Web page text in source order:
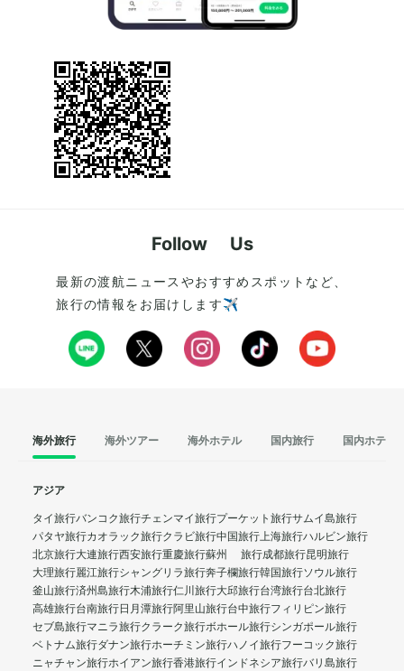
Follow Us
最新の渡航ニュースやおすすめスポットなど、
旅行の情報をお届けします✈️
海外旅行 海外ツアー 海外ホテル 国内旅行 国内ホテル
アジア
タイ旅行バンコク旅行チェンマイ旅行プーケット旅行サムイ島旅行
パタヤ旅行カオラック旅行クラビ旅行中国旅行上海旅行ハルビン旅行
北京旅行大連旅行西安旅行重慶旅行蘇州 旅行成都旅行昆明旅行
大理旅行麗江旅行シャングリラ旅行奔子欄旅行韓国旅行ソウル旅行
釜山旅行済州島旅行木浦旅行仁川旅行大邱旅行台湾旅行台北旅行
高雄旅行台南旅行日月潭旅行阿里山旅行台中旅行フィリピン旅行
セブ島旅行マニラ旅行クラーク旅行ボホール旅行シンガポール旅行
ベトナム旅行ダナン旅行ホーチミン旅行ハノイ旅行フーコック旅行
ニャチャン旅行ホイアン旅行香港旅行インドネシア旅行バリ島旅行